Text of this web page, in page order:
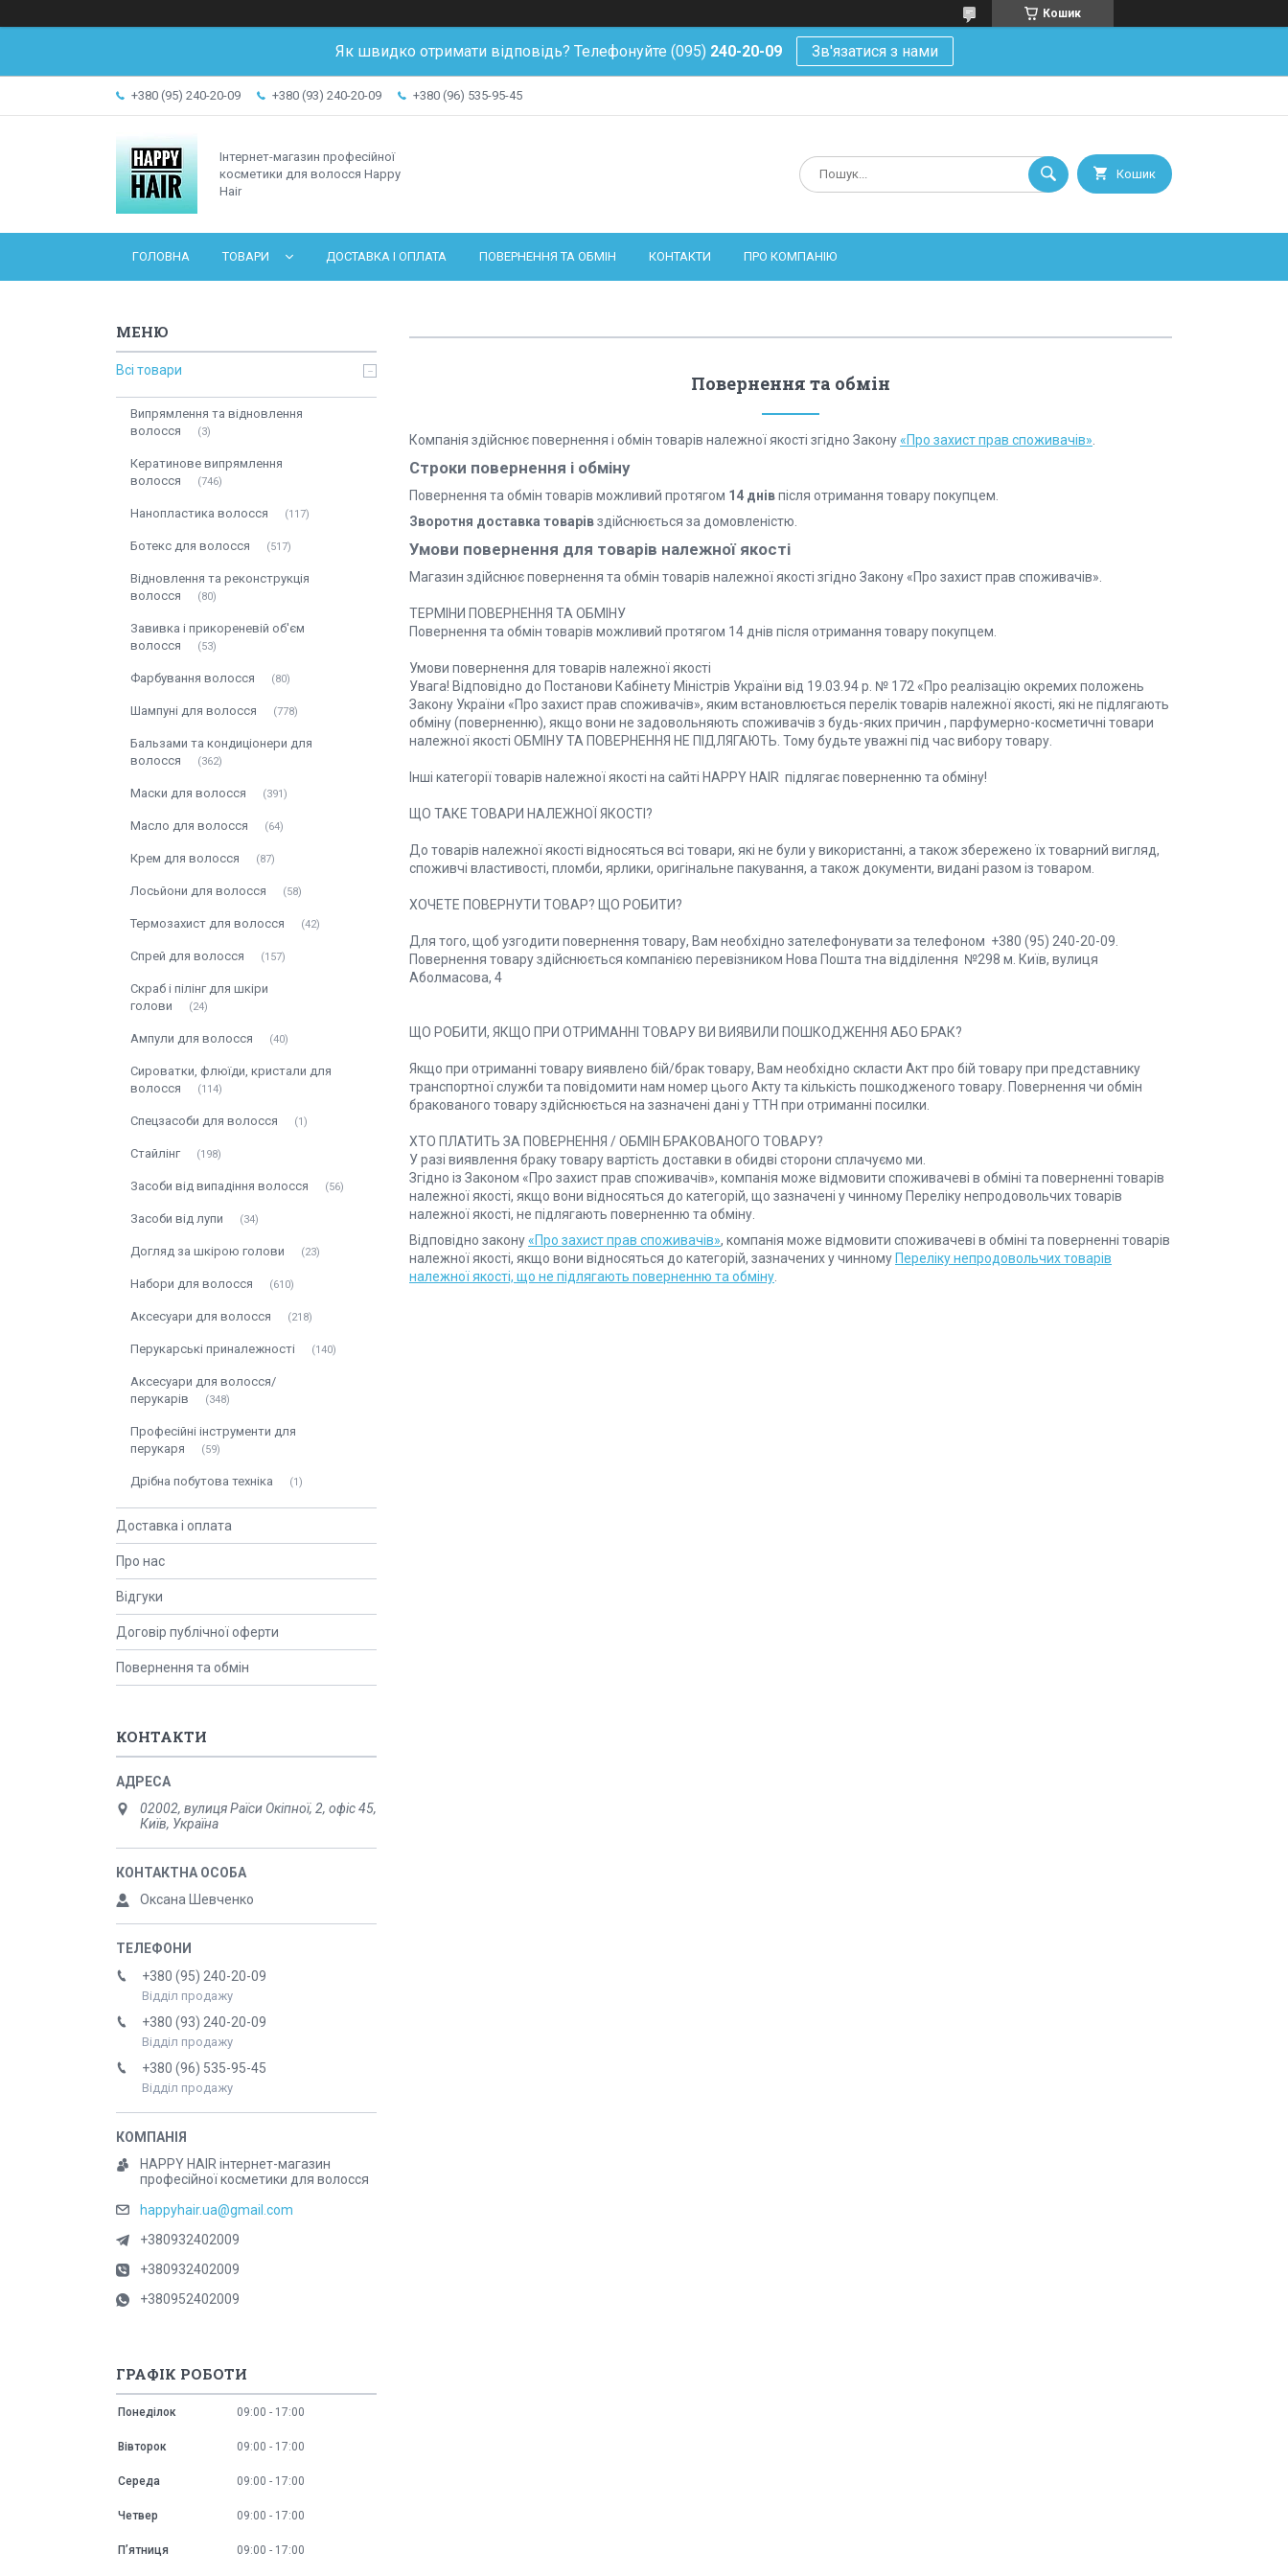
Кошик
Як швидко отримати відповідь? Телефонуйте (095) 240-20-09 Зв'язатися з нами
+380 (95) 240-20-09 +380 (93) 240-20-09 +380 (96) 535-95-45
Інтернет-магазин професійної
косметики для волосся Happy
Hair
Кошик
ГОЛОВНА ТОВАРИ ДОСТАВКА І ОПЛАТА ПОВЕРНЕННЯ ТА ОБМІН КОНТАКТИ ПРО КОМПАНІЮ
Повернення та обмін
Компанія здійснює повернення і обмін товарів належної якості згідно Закону«Про захист прав споживачів»
Строки повернення і обміну
Повернення та обмін товарів можливий протягом 14 днівпісля отримання товару покупцем.
Зворотня доставка товарівздійснюється за домовленістю.
Умови повернення для товарів належної якості
Магазин здійснює повернення та обмін товарів належної якості згідно Закону «Про захист прав споживачів».
ТЕРМІНИ ПОВЕРНЕННЯ ТА ОБМІНУ
Повернення та обмін товарів можливий протягом 14 днів після отримання товару покупцем.
Умови повернення для товарів належної якості
Увага! Відповідно до Постанови Кабінету Міністрів України від 19.03.94 р. № 172 «Про реалізацію окремих положень
Закону України «Про захист прав споживачів», яким встановлюється перелік товарів належної якості, які не підлягають
обміну (поверненню), якщо вони не задовольняють споживачів з будь-яких причин , парфумерно-косметичні товари
належної якості ОБМІНУ ТА ПОВЕРНЕННЯ НЕ ПІДЛЯГАЮТЬ. Тому будьте уважні під час вибору товару.
Інші категорії товарів належної якості на сайті HAPPY HAIR  підлягає поверненню та обміну!
ЩО ТАКЕ ТОВАРИ НАЛЕЖНОЇ ЯКОСТІ?
До товарів належної якості відносяться всі товари, які не були у використанні, а також збережено їх товарний вигляд,
споживчі властивості, пломби, ярлики, оригінальне пакування, а також документи, видані разом із товаром.
ХОЧЕТЕ ПОВЕРНУТИ ТОВАР? ЩО РОБИТИ?
Для того, щоб узгодити повернення товару, Вам необхідно зателефонувати за телефоном  +380 (95) 240-20-09.
Повернення товару здійснюється компанією перевізником Нова Пошта тна відділення  №298 м. Київ, вулиця
Аболмасова, 4
ЩО РОБИТИ, ЯКЩО ПРИ ОТРИМАННІ ТОВАРУ ВИ ВИЯВИЛИ ПОШКОДЖЕННЯ АБО БРАК?
Якщо при отриманні товару виявлено бій/брак товару, Вам необхідно скласти Акт про бій товару при представнику
транспортної служби та повідомити нам номер цього Акту та кількість пошкодженого товару. Повернення чи обмін
бракованого товару здійснюється на зазначені дані у ТТН при отриманні посилки.
ХТО ПЛАТИТЬ ЗА ПОВЕРНЕННЯ / ОБМІН БРАКОВАНОГО ТОВАРУ?
У разі виявлення браку товару вартість доставки в обидві сторони сплачуємо ми.
Згідно із Законом «Про захист прав споживачів», компанія може відмовити споживачеві в обміні та поверненні товарів
належної якості, якщо вони відносяться до категорій, що зазначені у чинному Переліку непродовольчих товарів
Відповідно закону«Про захист прав споживачів», компанія може відмовити споживачеві в обміні та поверненні товарів
належної якості, якщо вони відносяться до категорій, зазначених у чинному Переліку непродовольчих товарів
належної якості, що не підлягають поверненню та обміну
Всі товари
Випрямлення та відновлення
волосся
3
Кератинове випрямлення
волосся
746
Нанопластика волосся 117
Ботекс для волосся 517
Відновлення та реконструкція
волосся
80
Завивка і прикореневій об'єм
волосся
53
Фарбування волосся 80
Шампуні для волосся 778
Бальзами та кондиціонери для
волосся
362
Маски для волосся 391
Масло для волосся 64
Крем для волосся 87
Лосьйони для волосся 58
Термозахист для волосся 42
Спрей для волосся 157
Скраб і пілінг для шкіри
голови
24
Ампули для волосся 40
Сироватки, флюїди, кристали для
волосся
114
Спецзасоби для волосся 1
Стайлінг 198
Засоби від випадіння волосся 56
Засоби від лупи 34
Догляд за шкірою голови 23
Набори для волосся 610
Аксесуари для волосся 218
Перукарські приналежності 140
Аксесуари для волосся/
перукарів
348
Професійні інструменти для
перукаря
59
Дрібна побутова техніка 1
Доставка і оплата
Про нас
Відгуки
Договір публічної оферти
Повернення та обмін
КОНТАКТИ
02002, вулиця Раїси Окіпної, 2, офіс 45,
Київ, Україна
Оксана Шевченко
+380 (95) 240-20-09
Відділ продажу
+380 (93) 240-20-09
Відділ продажу
+380 (96) 535-95-45
Відділ продажу
HAPPY HAIR інтернет-магазин
професійної косметики для волосся
happyhair.ua@gmail.com
+380932402009
+380932402009
+380952402009
ГРАФІК РОБОТИ
Понеділок 09:00 17:00
Вівторок 09:00 17:00
Середа 09:00 17:00
Четвер 09:00 17:00
Пʼятниця 09:00 17:00